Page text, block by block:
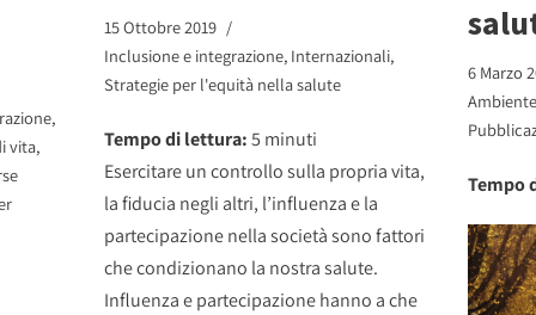
,
vita,
15 Ottobre 2019
Inclusione e integrazione, Internazionali,
Strategie per l'equità nella salute
Tempo di lettura:5 minuti
Esercitare un controllo sulla propria vita,
la fiducia negli altri, l’influenza e la
partecipazione nella società sono fattori
che condizionano la nostra salute.
Influenza e partecipazione hanno a che
6 Marzo
Tempo